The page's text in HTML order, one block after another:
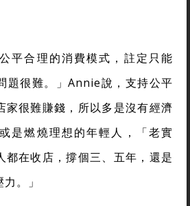
平合理的消費模式，註定只能
題很難。」Annie說，支持公平
家很難賺錢，所以多是沒有經濟
是燃燒理想的年輕人，「老實
都在收店，撐個三、五年，還是
。」